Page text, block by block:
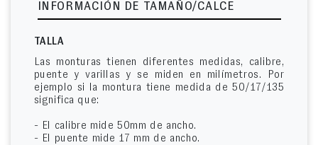
INFORMACIÓN DE TAMAÑO/CALCE
TALLA
Las monturas tienen diferentes medidas, calibre,
puente y varillas y se miden en milímetros. Por
ejemplo si la montura tiene medida de 50/17/135
significa que:
- El calibre mide 50mm de ancho.
- El puente mide 17 mm de ancho.